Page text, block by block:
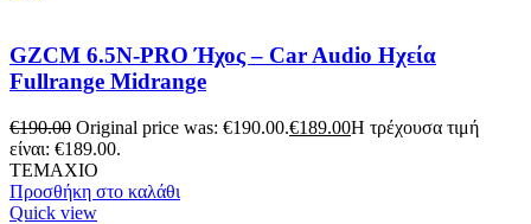
GZCM 6.5N-PRO Ήχος – Car Audio Ηχεία
Fullrange Midrange
€190.00 Original price was: €190.00.€189.00Η τρέχουσα τιμή
είναι: €189.00.
ΤΕΜΑΧΙΟ
Προσθήκη στο καλάθι
Quick view